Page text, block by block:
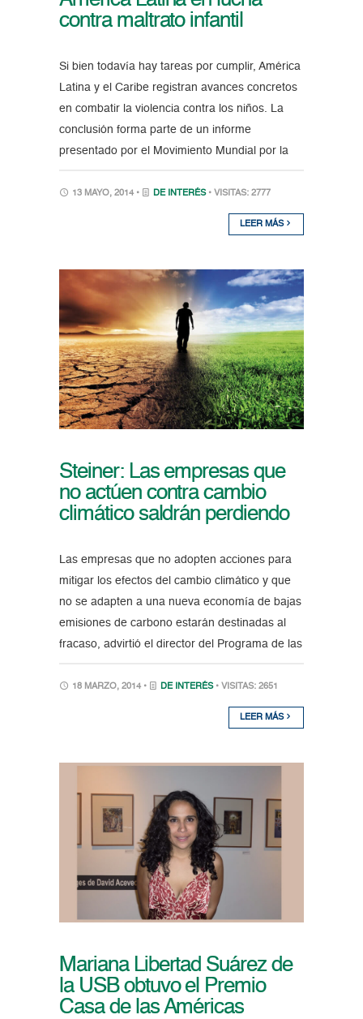
contra maltrato infantil
Si bien todavía hay tareas por cumplir, América
Latina y el Caribe registran avances concretos
en combatir la violencia contra los niños. La
conclusión forma parte de un informe
presentado por el Movimiento Mundial por la
13 MAYO, 2014 • DE INTERÉS • VISITAS: 2777
LEER MÁS
Steiner: Las empresas que
no actúen contra cambio
climático saldrán perdiendo
Las empresas que no adopten acciones para
mitigar los efectos del cambio climático y que
no se adapten a una nueva economía de bajas
emisiones de carbono estarán destinadas al
fracaso, advirtió el director del Programa de las
18 MARZO, 2014 • DE INTERÉS • VISITAS: 2651
LEER MÁS
Mariana Libertad Suárez de
la USB obtuvo el Premio
Casa de las Américas